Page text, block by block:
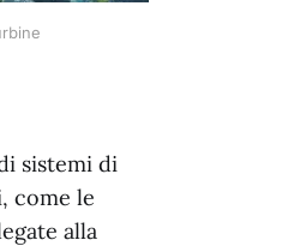
sistemi di
come le
alla